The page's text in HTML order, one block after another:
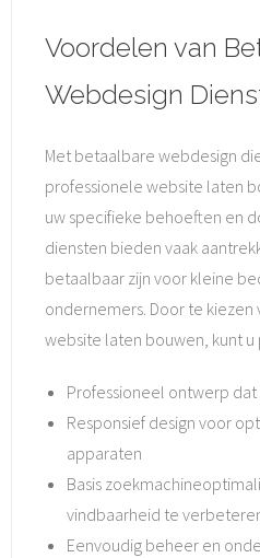
Voordelen van
Webdesign
Met betaalbare webdesign
professionele website laten
uw specifieke behoeften en
diensten bieden vaak
betaalbaar zijn voor kleine
ondernemers. Door te
website laten bouwen, kunt u
Professioneel ontwerp
Responsief design voor
apparaten
Basis
vindbaarheid te
Eenvoudig beheer en